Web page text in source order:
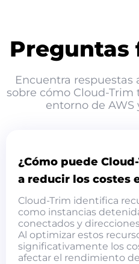
Preguntas
Encuentra
sobre cómo Cloud-
entorno de AWS
¿Cómo puede
a reducir los costes
Cloud-Trim identifica
como instancias
conectados y
Al optimizar estos
significativamente los
afectar el rendimiento